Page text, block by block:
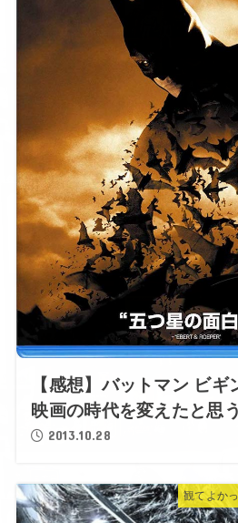
【感想】バットマン ビ
映画の時代を変えたと思う
2013.10.28
観てよか